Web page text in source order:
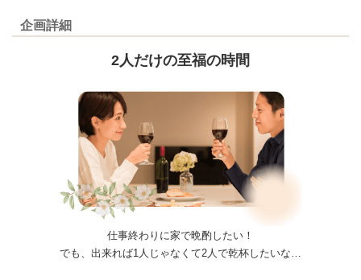
企画詳細
2人だけの至福の時間
仕事終わりに家で晩酌したい！
でも、出来れば1人じゃなくて2人で乾杯したいな…